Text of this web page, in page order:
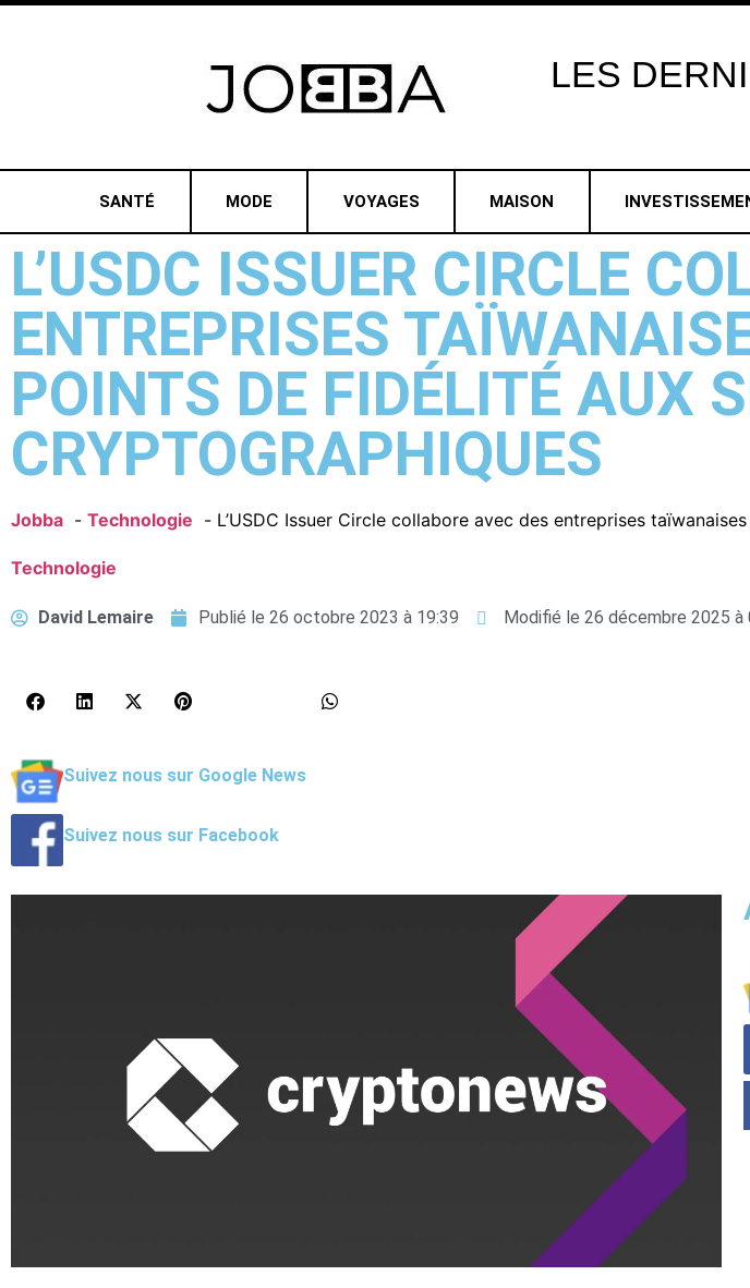
LES
SANTÉ MODE VOYAGES MAISON
L’USDC ISSUER CIRCLE
ENTREPRISES
POINTS DE FIDÉLITÉ AUX
CRYPTOGRAPHIQUES
Jobba Technologie L’USDC Issuer Circle collabore avec des entreprises
Technologie
David Lemaire Publié le 26 octobre 2023 à 19:39 Modifié le 26 décembre 2025 à
Suivez nous sur Google News
Suivez nous sur Facebook